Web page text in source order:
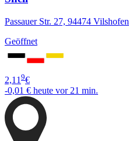
Passauer Str. 27, 94474 Vilshofen
Geöffnet
2,11 9€
-0,01 € heute vor 21 min.